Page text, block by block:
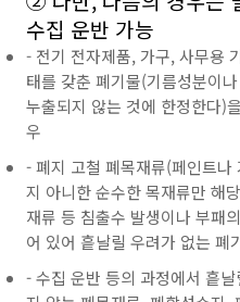
수집 운반 가능
- 전기 전자제품, 가구, 사무용
태를 갖춘 폐기물(기름성분이
누출되지 않는 것에 한정한다)
우
- 폐지 고철 폐목재류(페인트나
지 아니한 순수한 목재류만 해
재류 등 침출수 발생이나 부패
어 있어 흩날릴 우려가 없는 폐
- 수집 운반 등의 과정에서 흩